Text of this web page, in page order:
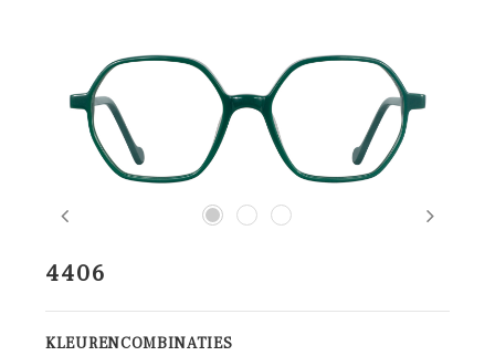
Previous Next
4406
KLEURENCOMBINATIES